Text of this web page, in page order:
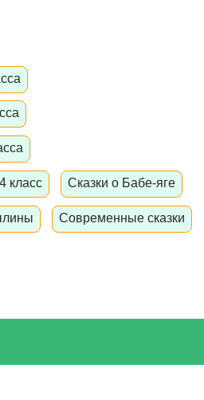
класс Сказки о Бабе-яге
Современные сказки